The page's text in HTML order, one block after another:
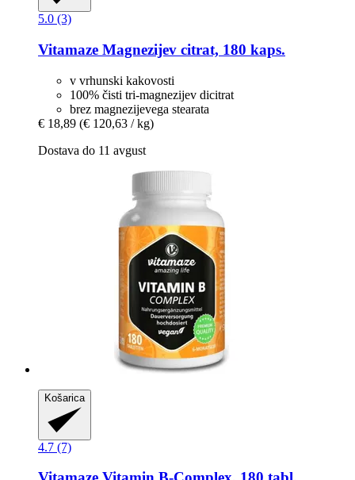
5.0 (3)
Vitamaze Magnezijev citrat, 180 kaps.
v vrhunski kakovosti
100% čisti tri-magnezijev dicitrat
brez magnezijevega stearata
€ 18,89 (€ 120,63 / kg)
Dostava do 11 avgust
Košarica
4.7 (7)